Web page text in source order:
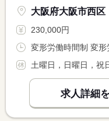
大阪府大阪市西区
230,000円
土曜日，日曜日，祝
求人詳細